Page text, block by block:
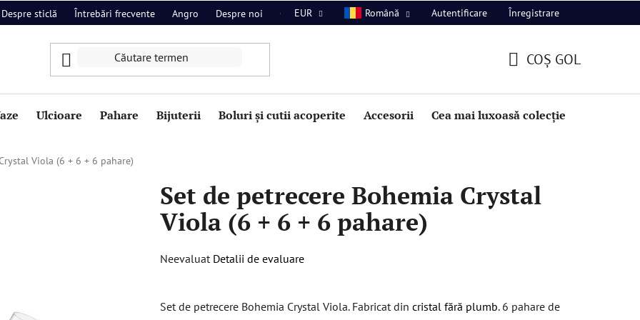
Despre sticlă Întrebări frecvente Angro Despre noi Contact
EUR Română Autentificare Înregistrare
DE
COŞ GOL
Ulcioare Pahare Bijuterii Boluri și cutii acoperite Accesorii Cea mai luxoasă colecție
Viola (6 + 6 + 6 pahare)
Set de petrecere Bohemia Crystal
Viola (6 + 6 + 6 pahare)
Evaluarea
produsului
Neevaluat Detalii de evaluare
Set de petrecere Bohemia Crystal Viola. Fabricat din cristal fără plumb. 6 pahare de